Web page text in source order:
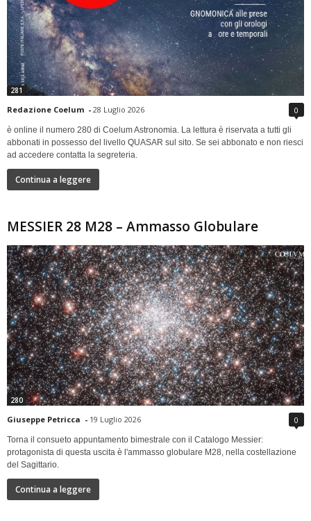
281
Redazione Coelum - 28 Luglio 2026 0
è online il numero 280 di Coelum Astronomia. La lettura è riservata a tutti gli
abbonati in possesso del livello QUASAR sul sito. Se sei abbonato e non riesci
ad accedere contatta la segreteria.
Continua a leggere
MESSIER 28 M28 – Ammasso Globulare
280
Giuseppe Petricca - 19 Luglio 2026 0
Torna il consueto appuntamento bimestrale con il Catalogo Messier:
protagonista di questa uscita è l'ammasso globulare M28, nella costellazione
del Sagittario.
Continua a leggere